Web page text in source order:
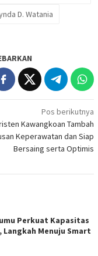
D. Watania
Pos berikutnya
Kawangkoan Tambah
Keperawatan dan Siap
Bersaing serta Optimis
Perkuat Kapasitas
Menuju Smart